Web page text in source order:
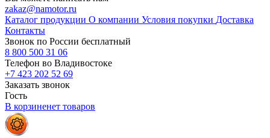
zakaz@namotor.ru
Каталог продукции О компании Условия покупки Доставка
Контакты
Звонок по России бесплатный
8 800 500 31 06
Телефон во Владивостоке
+7 423 202 52 69
Заказать звонок
Гость
В корзиненет товаров